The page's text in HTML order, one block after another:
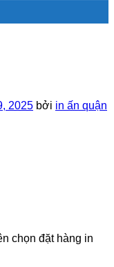
2025 bởi in ấn quận
chọn đặt hàng in